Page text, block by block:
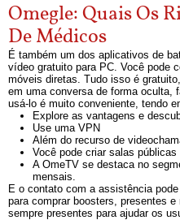
Omegle: Quais Os
De Médicos
É também um dos aplicativos de
vídeo gratuito para PC. Você pode
móveis diretas. Tudo isso é
em uma conversa de forma oculta,
usá-lo é muito conveniente, tendo
Explore as vantagens e
Use uma VPN
Além do recurso de
Você pode criar salas
A OmeTV se destaca no
mensais.
E o contato com a assistência
para comprar boosters, presentes
sempre presentes para ajudar os